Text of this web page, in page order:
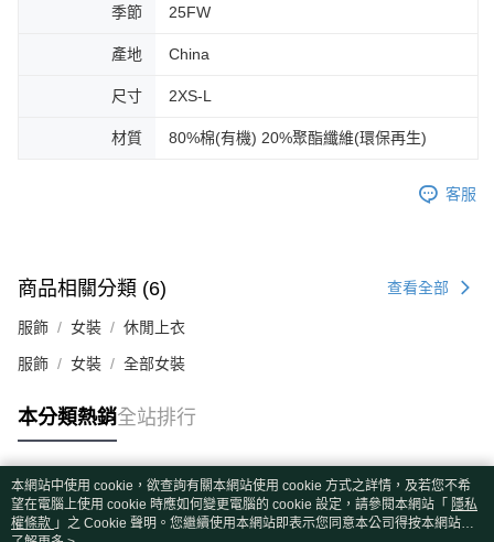
季節 25FW
產地 China
尺寸 2XS-L
材質 80%棉(有機) 20%聚酯纖維(環保再生)
客服
商品相關分類 (6) 查看全部
服飾 女裝 休閒上衣
服飾 女裝 全部女裝
本分類熱銷全站排行
熱門標籤
本網站中使用 cookie，欲查詢有關本網站使用 cookie 方式之詳情，及若您不希
望在電腦上使用 cookie 時應如何變更電腦的 cookie 設定，請參閱本網站「 隱私
權條款 」之 Cookie 聲明。您繼續使用本網站即表示您同意本公司得按本網站使